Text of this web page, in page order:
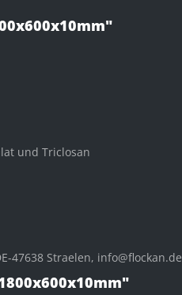
und Triclosan
47638 Straelen, info@flockan.de